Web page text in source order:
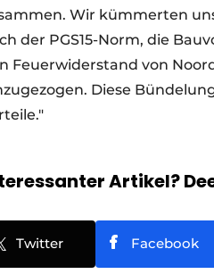
Wir kümmerten
der PGS15-Norm, die
Feuerwiderstand von
Diese
Artikel?
Twitter Facebook